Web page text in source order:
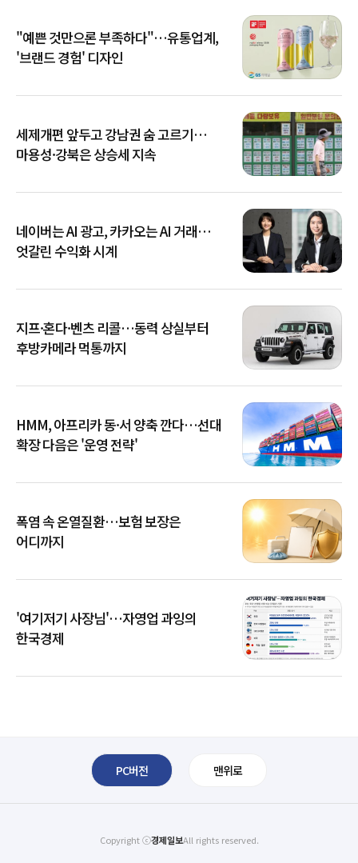
"예쁜 것만으론 부족하다"…유통업계,
'브랜드 경험' 디자인
세제개편 앞두고 강남권 숨 고르기…
마용성·강북은 상승세 지속
네이버는 AI 광고, 카카오는 AI 거래…
엇갈린 수익화 시계
지프·혼다·벤츠 리콜…동력 상실부터
후방카메라 먹통까지
HMM, 아프리카 동·서 양축 깐다…선대
확장 다음은 '운영 전략'
폭염 속 온열질환…보험 보장은
어디까지
'여기저기 사장님'…자영업 과잉의
한국경제
PC버전 맨위로
Copyright ⓒ경제일보All rights reserved.